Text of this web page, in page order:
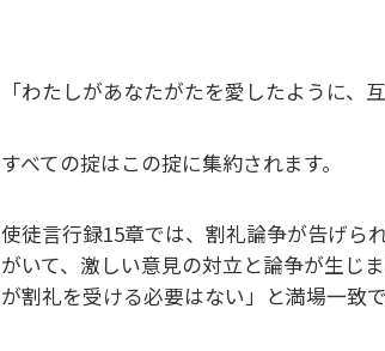
「わたしがあなたがたを愛したように
すべての掟はこの掟に集約されます。
使徒言行録15章では、割礼論争が告げら
がいて、激しい意見の対立と論争が生じ
が割礼を受ける必要はない」と満場一致